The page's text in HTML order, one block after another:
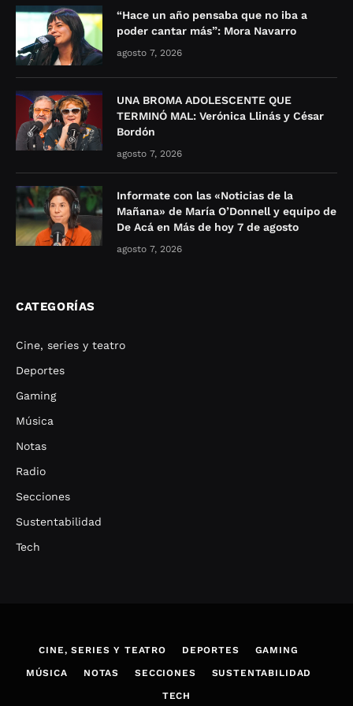
“Hace un año pensaba que no iba a
poder cantar más”: Mora Navarro
agosto 7, 2026
UNA BROMA ADOLESCENTE QUE
TERMINÓ MAL: Verónica Llinás y César
Bordón
agosto 7, 2026
Informate con las «Noticias de la
Mañana» de María O’Donnell y equipo de
De Acá en Más de hoy 7 de agosto
agosto 7, 2026
CATEGORÍAS
Cine, series y teatro
Deportes
Gaming
Música
Notas
Radio
Secciones
Sustentabilidad
Tech
CINE, SERIES Y TEATRO DEPORTES GAMING
MÚSICA NOTAS SECCIONES SUSTENTABILIDAD
TECH